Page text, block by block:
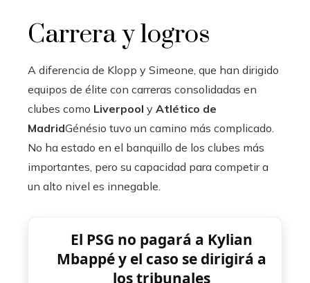
Carrera y logros
A diferencia de Klopp y Simeone, que han dirigido
equipos de élite con carreras consolidadas en
clubes como Liverpool y Atlético de
MadridGénésio tuvo un camino más complicado.
No ha estado en el banquillo de los clubes más
importantes, pero su capacidad para competir a
un alto nivel es innegable.
El PSG no pagará a Kylian
Mbappé y el caso se dirigirá a
los tribunales